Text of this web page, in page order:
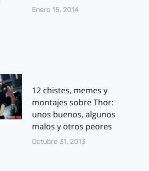
Enero 15, 2014
12 chistes, memes y
montajes sobre Thor:
unos buenos, algunos
malos y otros peores
Octubre 31, 2013